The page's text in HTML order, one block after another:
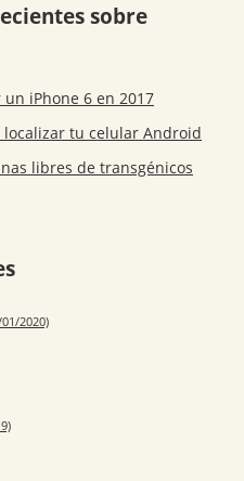
sobre
iPhone 6 en 2017
tu celular Android
libres de transgénicos
2020)